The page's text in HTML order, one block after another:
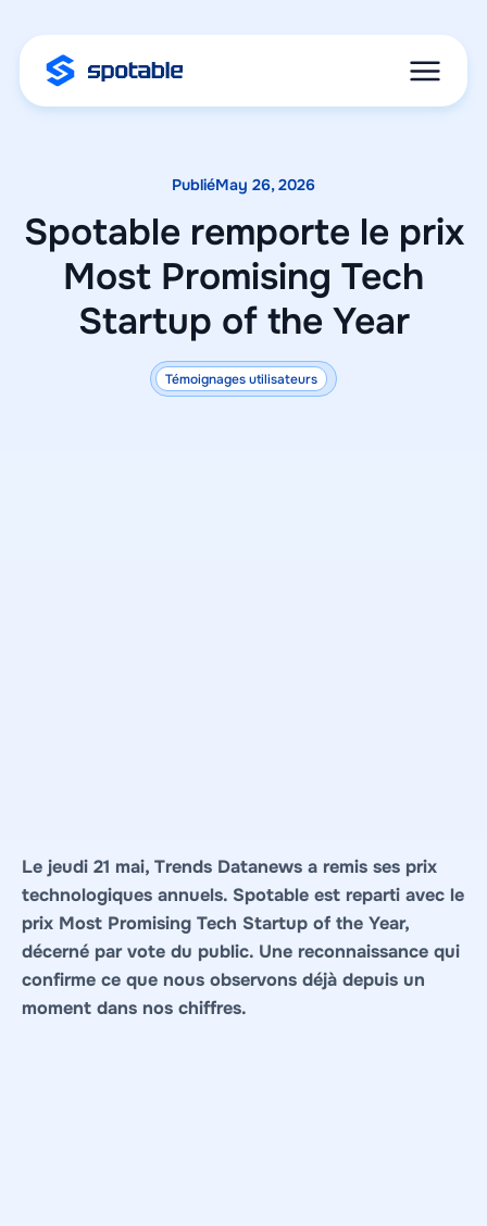
PubliéMay 26, 2026
Spotable remporte le prix
Most Promising Tech
Startup of the Year
Témoignages utilisateurs
Le jeudi 21 mai, Trends Datanews a remis ses prix
technologiques annuels. Spotable est reparti avec le
prix Most Promising Tech Startup of the Year,
décerné par vote du public. Une reconnaissance qui
confirme ce que nous observons déjà depuis un
moment dans nos chiffres.